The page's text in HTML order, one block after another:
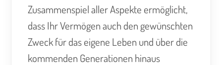
Zusammenspiel aller Aspekte ermöglicht,
dass Ihr Vermögen auch den gewünschten
Zweck für das eigene Leben und über die
kommenden Generationen hinaus